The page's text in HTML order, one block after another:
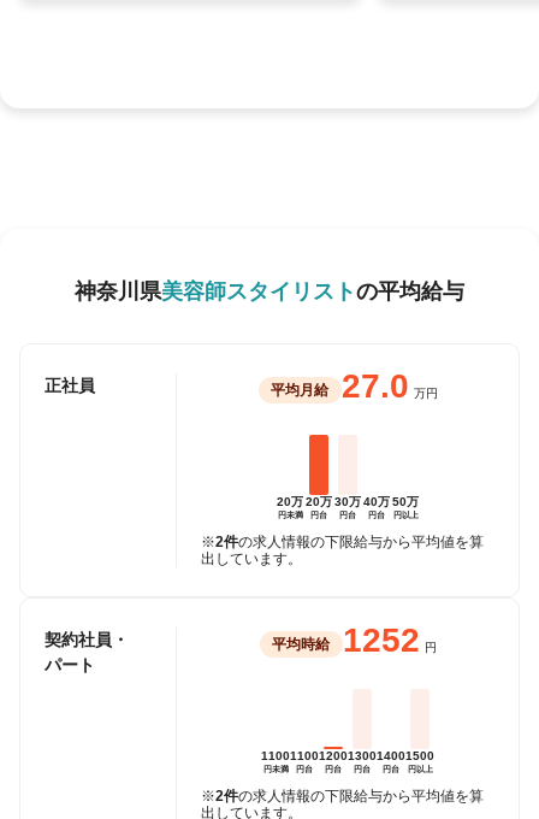
神奈川県美容師スタイリストの平均給与
正社員 平均月給 27.0 万円
20万
円未満
20万
円台
30万
円台
40万
円台
50万
円以上
※2件の求人情報の下限給与から平均値を算
出しています。
契約社員・
パート
平均時給 1252 円
1100
円未満
1100
円台
1200
円台
1300
円台
1400
円台
1500
円以上
※2件の求人情報の下限給与から平均値を算
出しています。